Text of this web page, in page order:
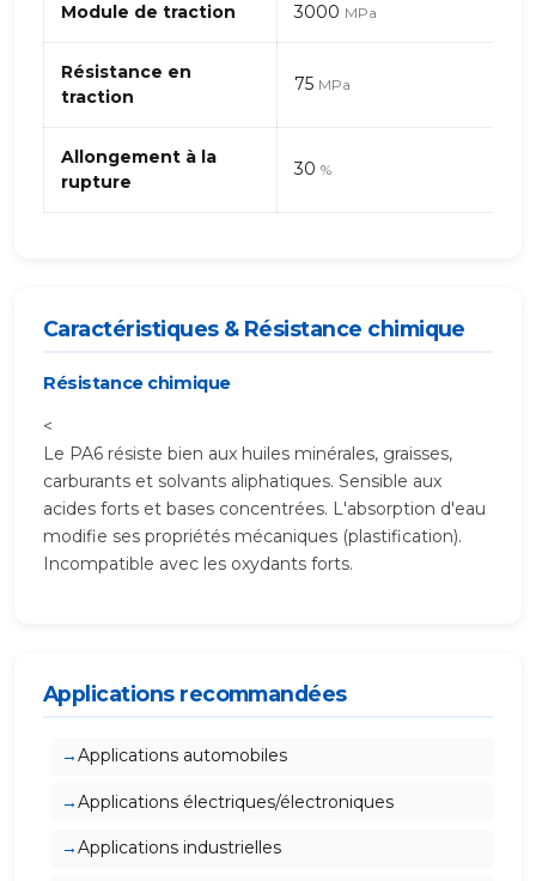
Module de traction 3000 MPa
Résistance en
traction
75 MPa
Allongement à la
rupture
30 %
Caractéristiques & Résistance chimique
Résistance chimique
<
Le PA6 résiste bien aux huiles minérales, graisses,
carburants et solvants aliphatiques. Sensible aux
acides forts et bases concentrées. L'absorption d'eau
modifie ses propriétés mécaniques (plastification).
Incompatible avec les oxydants forts.
Applications recommandées
Applications automobiles
Applications électriques/électroniques
Applications industrielles